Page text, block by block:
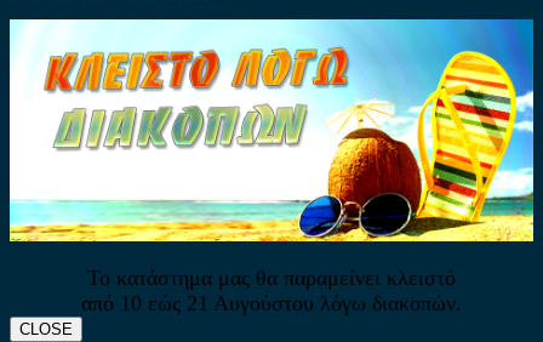
Το κατάστημα μας θα παραμείνει κλειστό
από 10 εώς 21 Αυγούστου λόγω διακοπών.
CLOSE